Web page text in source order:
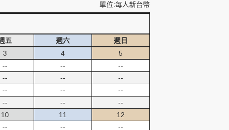
單位:每人新台幣
五 週六
週日
3
--
--
--
--
4
--
--
--
--
5
--
--
--
--
10
--
11
--
12
--